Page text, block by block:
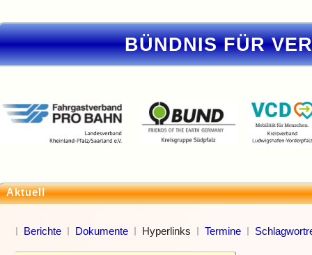
BÜNDNIS FÜR
Aktuell
Berichte Dokumente Hyperlinks Termine